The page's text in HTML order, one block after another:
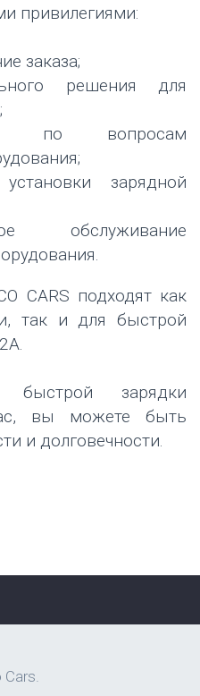
привилегиями:
заказа;
решения для
по вопросам
зарядной
обслуживание
CARS подходят как
так и для быстрой
быстрой зарядки
вы можете быть
и долговечности.